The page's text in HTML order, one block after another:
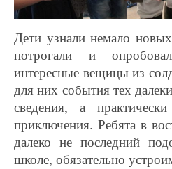
Дети узнали немало
потрогали и
интересные вещицы из
для них события тех
сведения, а
приключения. Ребята в
далеко не последний
школе, обязательно